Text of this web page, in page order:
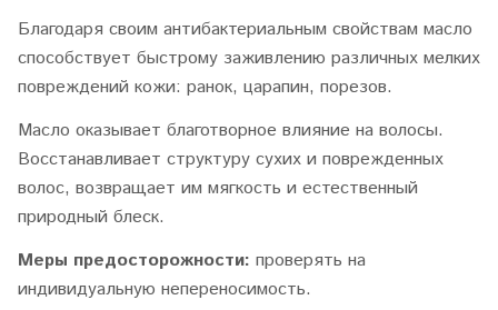
Благодаря своим антибактериальным свойствам масло
способствует быстрому заживлению различных мелких
повреждений кожи: ранок, царапин, порезов.
Масло оказывает благотворное влияние на волосы.
Восстанавливает структуру сухих и поврежденных
волос, возвращает им мягкость и естественный
природный блеск.
Меры предосторожности: проверять на
индивидуальную непереносимость.